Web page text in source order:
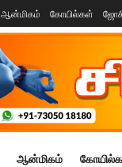
ஆன்மிகம் கோயில்கள்
ஆன்மிகம்